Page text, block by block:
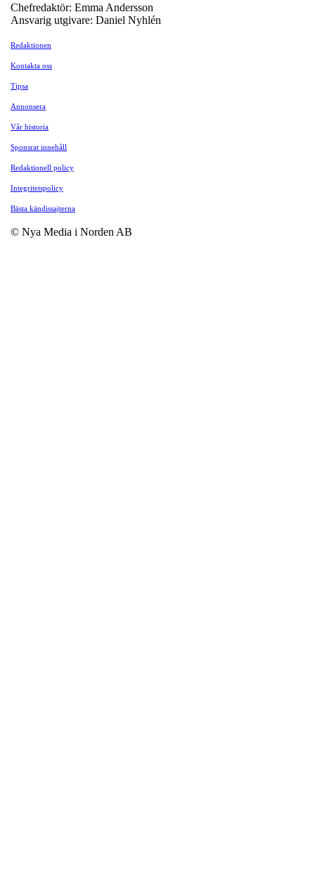
Chefredaktör: Emma Andersson
Ansvarig utgivare: Daniel Nyhlén
Redaktionen
Kontakta oss
Tipsa
Annonsera
Vår historia
Sponsrat innehåll
Redaktionell policy
Integritetspolicy
Bästa kändissajterna
© Nya Media i Norden AB